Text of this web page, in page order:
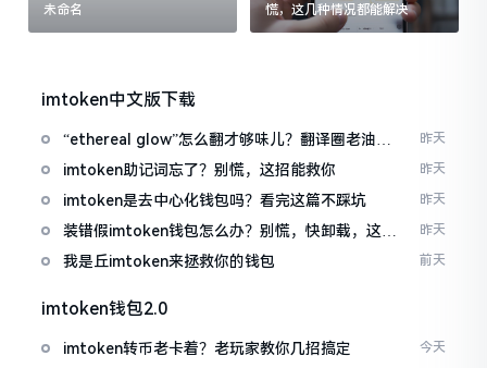
未命名
慌，这几种情况都能解决
imtoken中文版下载
“ethereal glow”怎么翻才够味儿？翻译圈老油条
的私房话
昨天
imtoken助记词忘了？别慌，这招能救你 昨天
imtoken是去中心化钱包吗？看完这篇不踩坑 昨天
装错假imtoken钱包怎么办？别慌，快卸载，这几
招能救急
昨天
我是丘imtoken来拯救你的钱包 前天
imtoken钱包2.0
imtoken转币老卡着？老玩家教你几招搞定 今天